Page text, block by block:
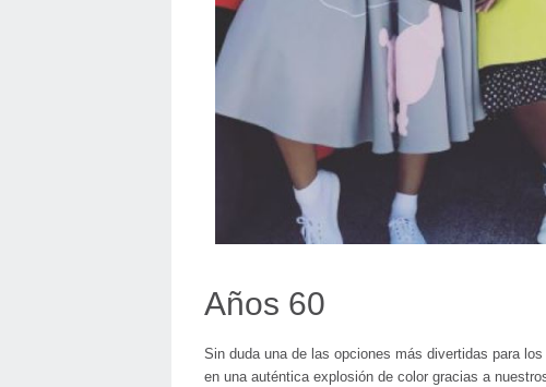
Años 60
Sin duda una de las opciones más divertidas para los
en una auténtica explosión de color gracias a